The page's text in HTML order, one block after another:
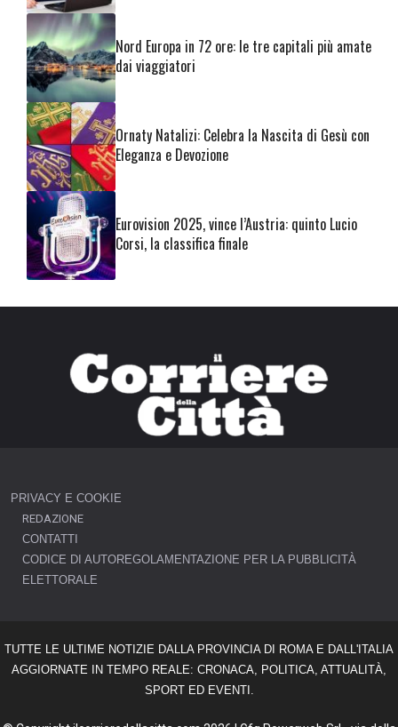
Nord Europa in 72 ore: le tre capitali più amate
dai viaggiatori
Ornaty Natalizi: Celebra la Nascita di Gesù con
Eleganza e Devozione
Eurovision 2025, vince l’Austria: quinto Lucio
Corsi, la classifica finale
PRIVACY E COOKIE
REDAZIONE
CONTATTI
CODICE DI AUTOREGOLAMENTAZIONE PER LA PUBBLICITÀ
ELETTORALE
TUTTE LE ULTIME NOTIZIE DALLA PROVINCIA DI ROMA E DALL'ITALIA
AGGIORNATE IN TEMPO REALE: CRONACA, POLITICA, ATTUALITÀ,
SPORT ED EVENTI.